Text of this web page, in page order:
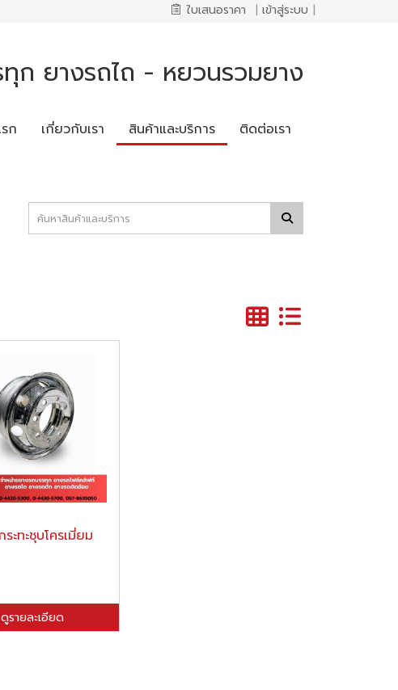
ใบเสนอราคา | เข้าสู่ระบบ |
ก ยางรถไถ - หยวนรวมยาง
ก เกี่ยวกับเรา สินค้าและบริการ ติดต่อเรา
ะทะชุบโครเมี่ยม
ดูรายละเอียด